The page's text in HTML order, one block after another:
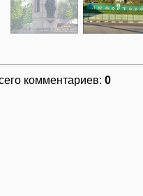
комментариев: 0